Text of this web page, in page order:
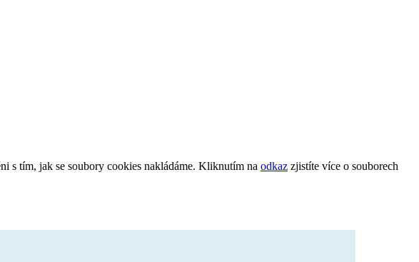
s tím, jak se soubory cookies nakládáme. Kliknutím na odkaz zjistíte více o souborech